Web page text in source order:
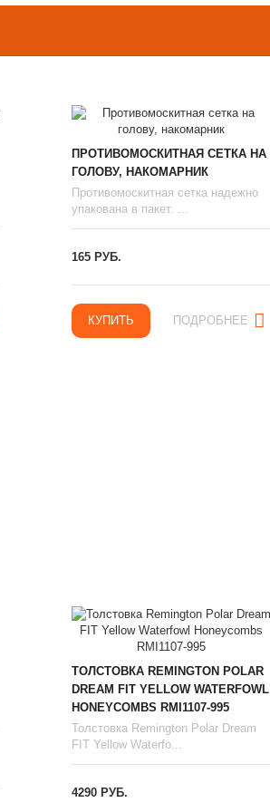
ПРОТИВОМОСКИТНАЯ СЕТКА НА
ГОЛОВУ, НАКОМАРНИК
Противомоскитная сетка надежно
упакована в пакет. ...
165 РУБ.
КУПИТЬ ПОДРОБНЕЕ
ТОЛСТОВКА REMINGTON POLAR
DREAM FIT YELLOW WATERFOWL
HONEYCOMBS RMI1107-995
Толстовка Remington Polar Dream
FIT Yellow Waterfo...
4290 РУБ.